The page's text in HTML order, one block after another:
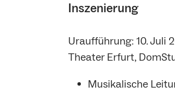
Inszenierung
Uraufführung: 10. Juli
Theater Erfurt,
Musikalische